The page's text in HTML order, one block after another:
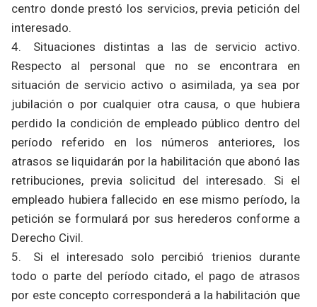
centro donde prestó los servicios, previa petición del
interesado.
4. Situaciones distintas a las de servicio activo.
Respecto al personal que no se encontrara en
situación de servicio activo o asimilada, ya sea por
jubilación o por cualquier otra causa, o que hubiera
perdido la condición de empleado público dentro del
período referido en los números anteriores, los
atrasos se liquidarán por la habilitación que abonó las
retribuciones, previa solicitud del interesado. Si el
empleado hubiera fallecido en ese mismo período, la
petición se formulará por sus herederos conforme a
Derecho Civil.
5. Si el interesado solo percibió trienios durante
todo o parte del período citado, el pago de atrasos
por este concepto corresponderá a la habilitación que